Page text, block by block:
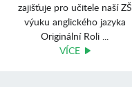
zajišťuje pro učitele naší ZŠ
výuku anglického jazyka
Originální Roli ...
VÍCE